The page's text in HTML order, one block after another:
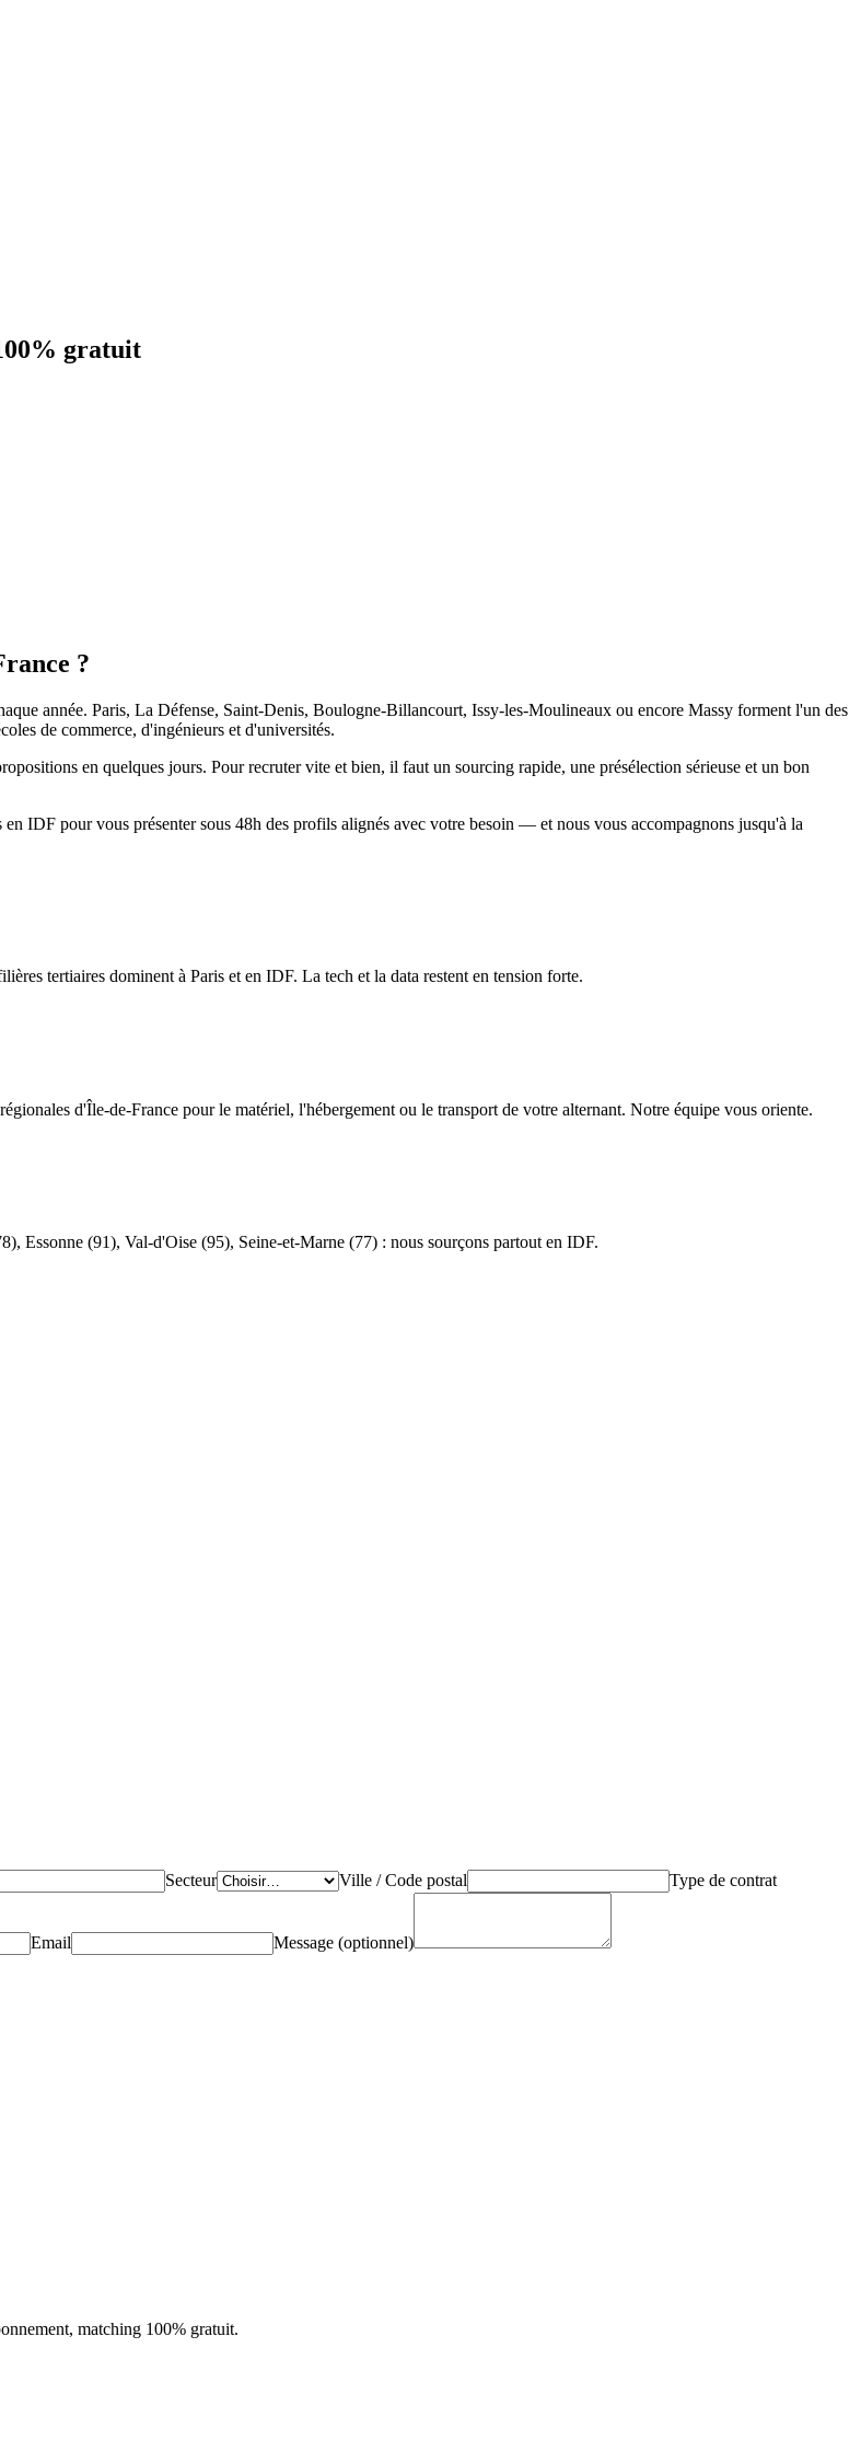
gratuit
?
année. Paris, La Défense, Saint-Denis, Boulogne-Billancourt, Issy-les-Moulineaux ou encore Massy forment l'un des
de commerce, d'ingénieurs et d'universités.
en quelques jours. Pour recruter vite et bien, il faut un sourcing rapide, une présélection sérieuse et un bon
IDF pour vous présenter sous 48h des profils alignés avec votre besoin — et nous vous accompagnons jusqu'à la
tertiaires dominent à Paris et en IDF. La tech et la data restent en tension forte.
d'Île-de-France pour le matériel, l'hébergement ou le transport de votre alternant. Notre équipe vous oriente.
Essonne (91), Val-d'Oise (95), Seine-et-Marne (77) : nous sourçons partout en IDF.
Secteur Ville / Code postal Type de contrat
Email Message (optionnel)
matching 100% gratuit.